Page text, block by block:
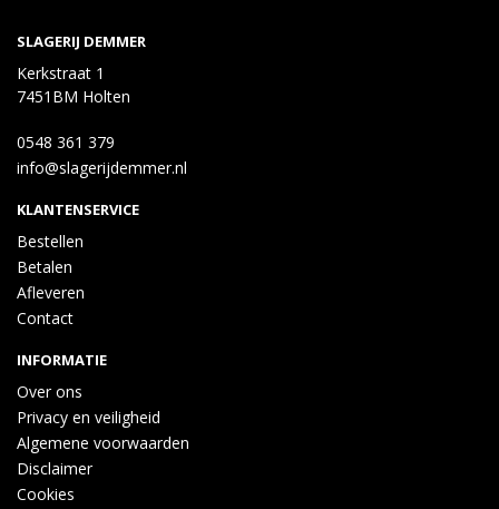
SLAGERIJ DEMMER
Kerkstraat 1
7451BM Holten
0548 361 379
info@slagerijdemmer.nl
KLANTENSERVICE
Bestellen
Betalen
Afleveren
Contact
INFORMATIE
Over ons
Privacy en veiligheid
Algemene voorwaarden
Disclaimer
Cookies